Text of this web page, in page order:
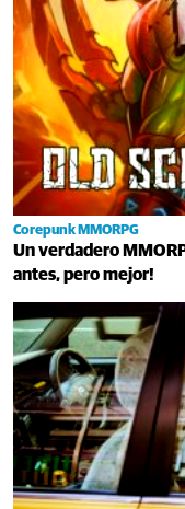
Corepunk MMORPG
Un verdadero
antes, pero mejor!